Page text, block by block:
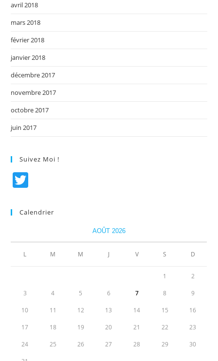
avril 2018
mars 2018
février 2018
janvier 2018
décembre 2017
novembre 2017
octobre 2017
juin 2017
Suivez Moi !
itt
Calendrier
AOÛT 2026
L M M J V S D
1 2
3 4 5 6 7 8 9
10 11 12 13 14 15 16
17 18 19 20 21 22 23
24 25 26 27 28 29 30